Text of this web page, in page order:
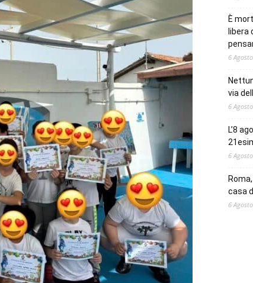
È
libera
6
via
6
L’8
6
casa
6